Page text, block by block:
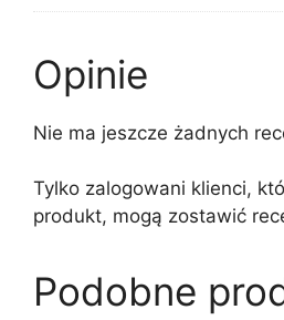
Opinie
Nie ma jeszcze żadnych
Tylko zalogowani klienci,
produkt, mogą zostawić
Podobne